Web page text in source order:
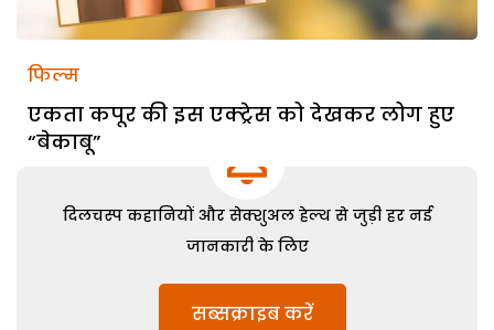
फिल्म
एकता कपूर की इस एक्ट्रेस को देखकर लोग हुए
“बेकाबू”
दिलचस्प कहानियों और सेक्शुअल हेल्थ से जुड़ी हर नई
जानकारी के लिए
सब्सक्राइब करें